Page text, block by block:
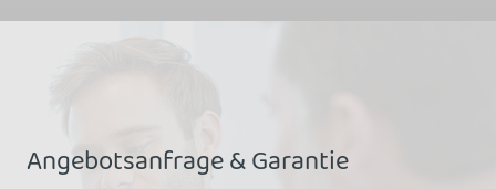
Angebotsanfrage & Garantie